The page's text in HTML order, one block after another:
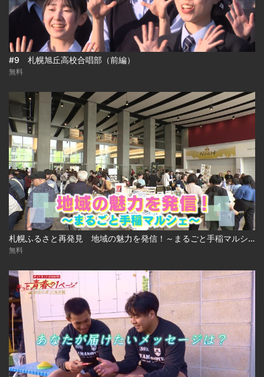
#9 札幌旭丘高校合唱部（前編）
無料
札幌ふるさと再発見 地域の魅力を発信！～まるごと手稲マルシェ～
無料